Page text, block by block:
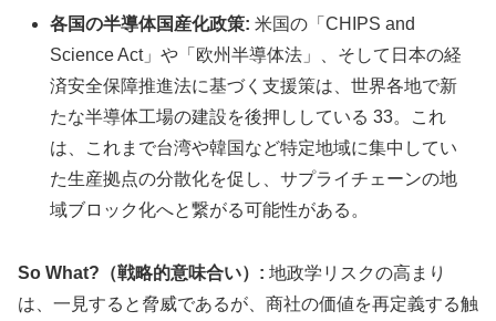
各国の半導体国産化政策: 米国の「CHIPS and
Science Act」や「欧州半導体法」、そして日本の経
済安全保障推進法に基づく支援策は、世界各地で新
たな半導体工場の建設を後押ししている 33。これ
は、これまで台湾や韓国など特定地域に集中してい
た生産拠点の分散化を促し、サプライチェーンの地
域ブロック化へと繋がる可能性がある。
So What?（戦略的意味合い）: 地政学リスクの高まり
は、一見すると脅威であるが、商社の価値を再定義する触